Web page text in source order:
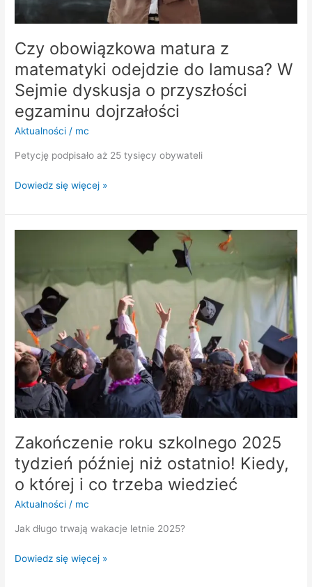
Czy obowiązkowa matura z
matematyki odejdzie do lamusa? W
Sejmie dyskusja o przyszłości
egzaminu dojrzałości
Aktualności / mc
Petycję podpisało aż 25 tysięcy obywateli
przyszłości
egzaminu
dojrzałości
Dowiedz się więcej »
Zakończenie roku szkolnego 2025
tydzień później niż ostatnio! Kiedy,
o której i co trzeba wiedzieć
Aktualności / mc
Jak długo trwają wakacje letnie 2025?
2025
tydzień
później
ostatnio!
Kiedy,
o
której
i
co
trzeba
wiedzieć
Dowiedz się więcej »